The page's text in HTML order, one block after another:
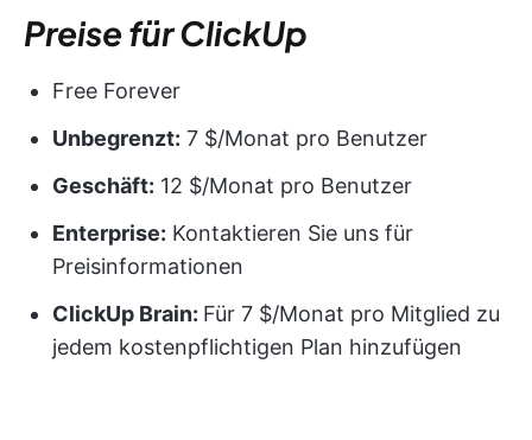
Preise für ClickUp
Free Forever
Unbegrenzt: 7 $/Monat pro Benutzer
Geschäft: 12 $/Monat pro Benutzer
Enterprise: Kontaktieren Sie uns für
Preisinformationen
ClickUp Brain: Für 7 $/Monat pro Mitglied zu
jedem kostenpflichtigen Plan hinzufügen